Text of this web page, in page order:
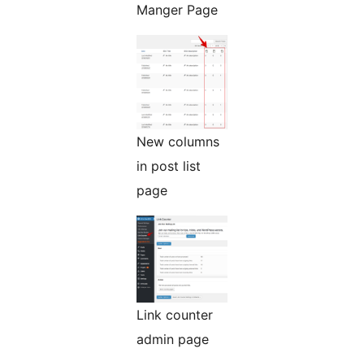
Manger Page
New columns
in post list
page
Link counter
admin page